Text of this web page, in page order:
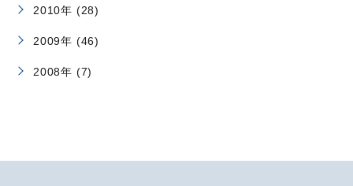
2010年 (28)
2009年 (46)
2008年 (7)